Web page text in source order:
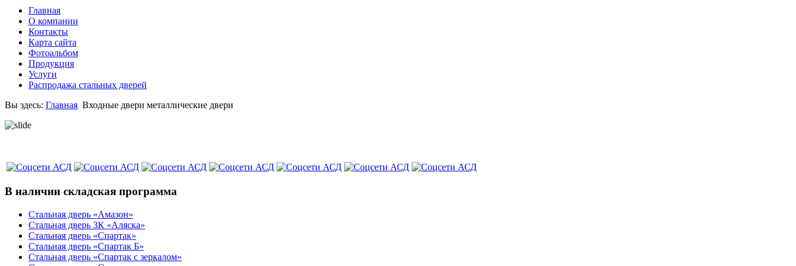
Главная
О компании
Контакты
Карта сайта
Фотоальбом
Продукция
Услуги
Распродажа стальных дверей
Вы здесь: Главная Входные двери металлические двери
В наличии складская программа
Стальная дверь «Амазон»
Стальная дверь 3К «Аляска»
Стальная дверь «Спартак»
Стальная дверь «Спартак Б»
Стальная дверь «Спартак с зеркалом»